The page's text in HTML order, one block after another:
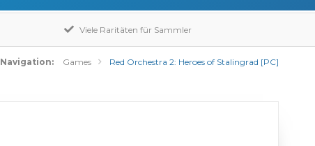
Viele Raritäten für Sammler
Navigation: Games Red Orchestra 2: Heroes of Stalingrad [PC]